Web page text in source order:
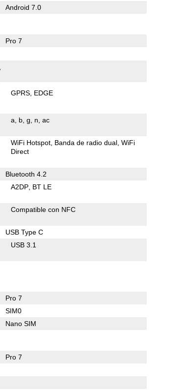
Android 7.0
Pro 7
GPRS EDGE
a b g n ac
WiFi Hotspot Banda de radio dual WiFi
Direct
Bluetooth 4.2
A2DP BT LE
Compatible con NFC
USB Type C
USB 3.1
Pro 7
SIM0
Nano SIM
Pro 7